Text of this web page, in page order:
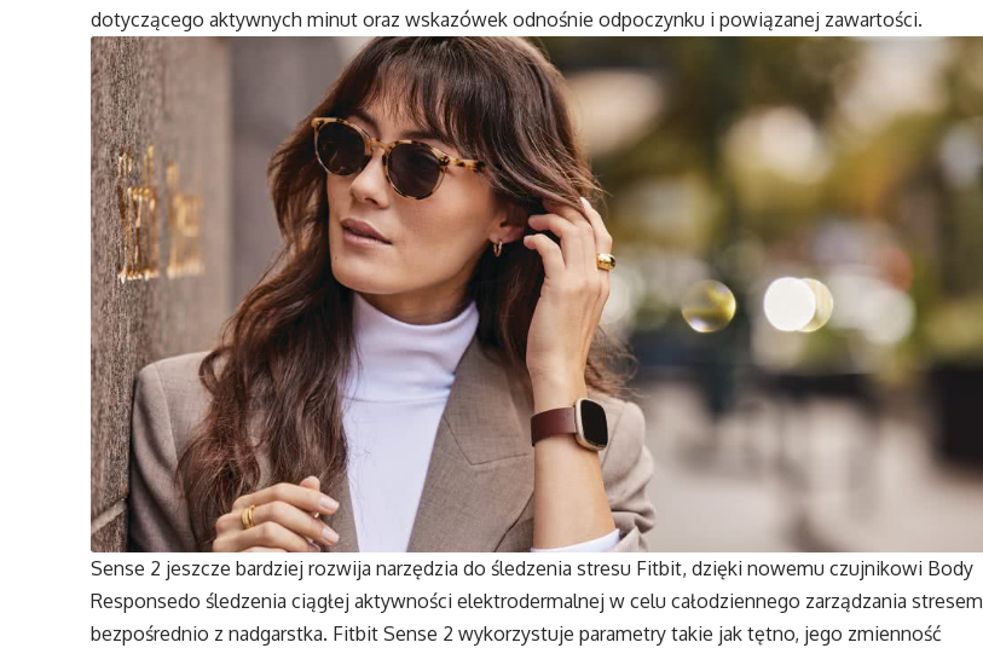
dotyczącego aktywnych minut oraz wskazówek odnośnie odpoczynku i powiązanej zawartości.
Sense 2 jeszcze bardziej rozwija narzędzia do śledzenia stresu Fitbit, dzięki nowemu czujnikowi Body
Responsedo śledzenia ciągłej aktywności elektrodermalnej w celu całodziennego zarządzania stresem
bezpośrednio z nadgarstka. Fitbit Sense 2 wykorzystuje parametry takie jak tętno, jego zmienność